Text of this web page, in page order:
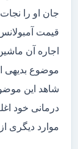
جان او را
قیمت
اجاره آن
موضوع بدیهی
شاهد این
درمانی خود
موارد دیگری